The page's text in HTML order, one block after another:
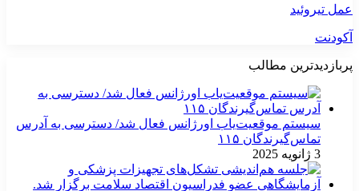
عمل تیروئید
آکودنت
پربازدیدترین مطالب
سیستم موقعیت‌یاب اورژانس فعال شد/ دسترسی به آدرس
تماس‌گیرندگان ۱۱۵
3 ژانویه 2025